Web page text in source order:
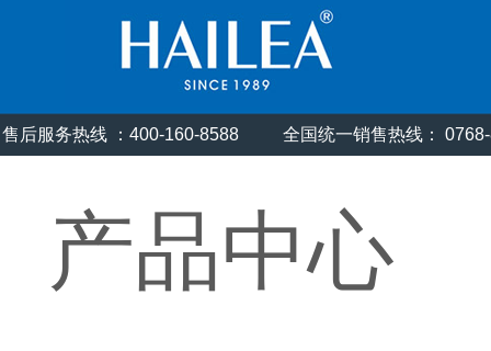
产品中心
售后服务热线 ：400-160-8588 全国统一销售热线：